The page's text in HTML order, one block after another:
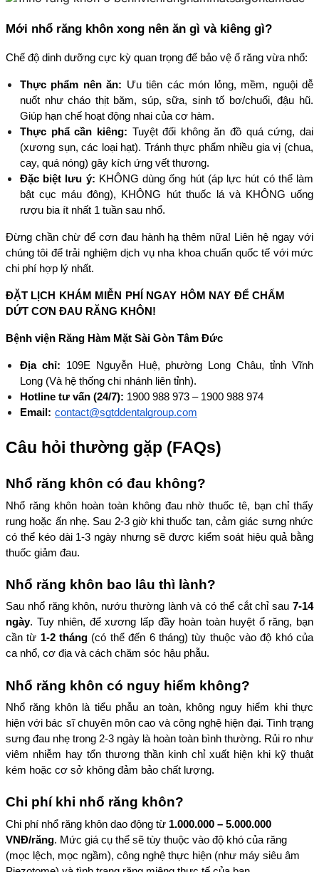
Mới nhổ răng khôn xong nên ăn gì và kiêng gì?
Chế độ dinh dưỡng cực kỳ quan trọng để bảo vệ ổ răng vừa nhổ:
Thực phẩm nên ăn: Ưu tiên các món lỏng, mềm, nguội dễ
nuốt như cháo thịt băm, súp, sữa, sinh tố bơ/chuối, đậu hũ.
Giúp hạn chế hoạt động nhai của cơ hàm.
Thực phẩ cần kiêng: Tuyệt đối không ăn đồ quá cứng, dai
(xương sụn, các loại hạt). Tránh thực phẩm nhiều gia vị (chua,
cay, quá nóng) gây kích ứng vết thương.
Đặc biệt lưu ý: KHÔNG dùng ống hút (áp lực hút có thể làm
bật cục máu đông), KHÔNG hút thuốc lá và KHÔNG uống
rượu bia ít nhất 1 tuần sau nhổ.
Đừng chần chừ để cơn đau hành hạ thêm nữa! Liên hệ ngay với
chúng tôi để trải nghiệm dịch vụ nha khoa chuẩn quốc tế với mức
chi phí hợp lý nhất.
ĐẶT LỊCH KHÁM MIỄN PHÍ NGAY HÔM NAY ĐỂ CHẤM
DỨT CƠN ĐAU RĂNG KHÔN!
Bệnh viện Răng Hàm Mặt Sài Gòn Tâm Đức
Địa chỉ: 109E Nguyễn Huệ, phường Long Châu, tỉnh Vĩnh
Long (Và hệ thống chi nhánh liên tỉnh).
Hotline tư vấn (24/7): 1900 988 973 – 1900 988 974
Email: contact@sgtddentalgroup.com
Câu hỏi thường gặp (FAQs)
Nhổ răng khôn có đau không?
Nhổ răng khôn hoàn toàn không đau nhờ thuốc tê, bạn chỉ thấy
rung hoặc ấn nhẹ. Sau 2-3 giờ khi thuốc tan, cảm giác sưng nhức
có thể kéo dài 1-3 ngày nhưng sẽ được kiểm soát hiệu quả bằng
thuốc giảm đau.
Nhổ răng khôn bao lâu thì lành?
Sau nhổ răng khôn, nướu thường lành và có thể cắt chỉ sau 7-14
ngày. Tuy nhiên, để xương lấp đầy hoàn toàn huyệt ổ răng, bạn
cần từ 1-2 tháng (có thể đến 6 tháng) tùy thuộc vào độ khó của
ca nhổ, cơ địa và cách chăm sóc hậu phẫu.
Nhổ răng khôn có nguy hiểm không?
Nhổ răng khôn là tiểu phẫu an toàn, không nguy hiểm khi thực
hiện với bác sĩ chuyên môn cao và công nghệ hiện đại. Tình trạng
sưng đau nhẹ trong 2-3 ngày là hoàn toàn bình thường. Rủi ro như
viêm nhiễm hay tổn thương thần kinh chỉ xuất hiện khi kỹ thuật
kém hoặc cơ sở không đảm bảo chất lượng.
Chi phí khi nhổ răng khôn?
Chi phí nhổ răng khôn dao động từ 1.000.000 – 5.000.000
VNĐ/răng. Mức giá cụ thể sẽ tùy thuộc vào độ khó của răng
(mọc lệch, mọc ngầm), công nghệ thực hiện (như máy siêu âm